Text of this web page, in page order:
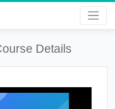
Details